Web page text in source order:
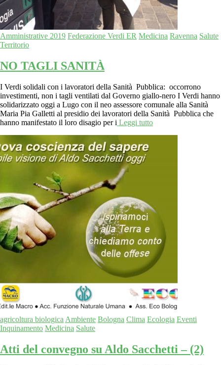
Amministrative 2019 Federazione Verdi ER Medicina Ravenna Salute
Territorio
NO TAGLI SANITÀ
I Verdi solidali con i lavoratori della Sanità Pubblica: occorrono
investimenti, non i tagli ventilati dal Governo giallo-nero I Verdi hanno
solidarizzato oggi a Lugo con il neo assessore comunale alla Sanità
Maria Pia Galletti al presidio dei lavoratori della Sanità Pubblica che
hanno manifestato il loro disagio per i Leggi tutto
agricoltura biologica Ambiente Bologna Clima Ecologia Eventi
Inquinamento Medicina Salute
Atti del convegno su Aldo Sacchetti – (2)